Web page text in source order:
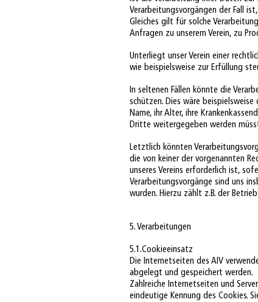
Verarbeitungsvorgängen der Fall
Gleiches gilt für solche
Anfragen zu unserem Verein, zu
Unterliegt unser Verein einer
wie beispielsweise zur Erfüllung
In seltenen Fällen könnte die
schützen. Dies wäre
Name, ihr Alter, ihre
Dritte weitergegeben werden
Letztlich könnten
die von keiner der vorgenannten
unseres Vereins erforderlich ist,
Verarbeitungsvorgänge sind uns
wurden. Hierzu zählt z.B. der
5. Verarbeitungen
5.1.Cookieeinsatz
Die Internetseiten des AIV
abgelegt und gespeichert werden.
Zahlreiche Internetseiten und
eindeutige Kennung des Cookies.